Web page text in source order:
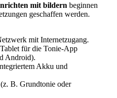
mit bildern beginnen
geschaffen werden.
mit Internetzugang.
für die Tonie-App
Android).
Akku und
B. Grundtonie oder